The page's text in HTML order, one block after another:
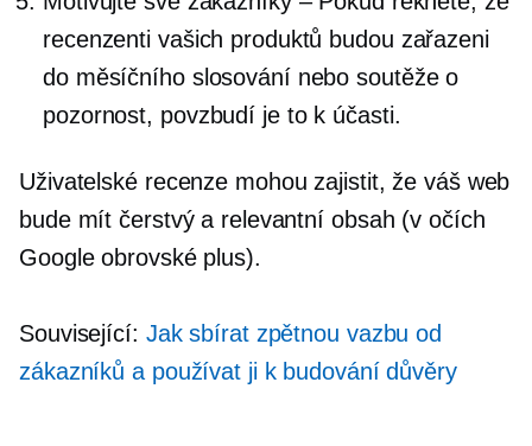
recenzenti vašich produktů budou zařazeni
do měsíčního slosování nebo soutěže o
pozornost, povzbudí je to k účasti.
Uživatelské recenze mohou zajistit, že váš web
bude mít čerstvý a relevantní obsah (v očích
Google obrovské plus).
Související: Jak sbírat zpětnou vazbu od
zákazníků a používat ji k budování důvěry